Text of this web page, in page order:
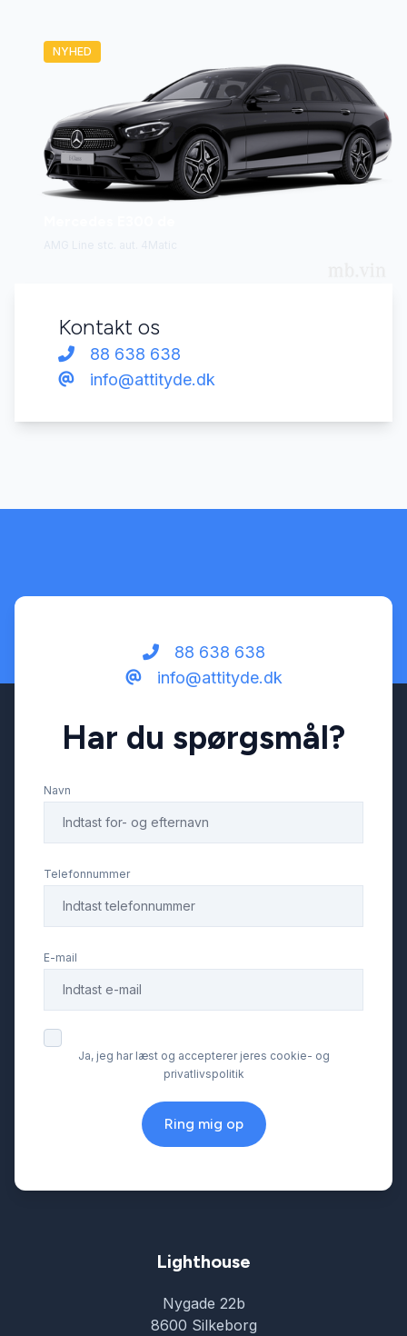
NYHED
Kontakt os
88 638 638
info@attityde.dk
88 638 638
info@attityde.dk
Har du spørgsmål?
Navn
Telefonnummer
E-mail
Ja, jeg har læst og accepterer jeres cookie- og
privatlivspolitik
Ring mig op
Lighthouse
Nygade 22b
8600 Silkeborg